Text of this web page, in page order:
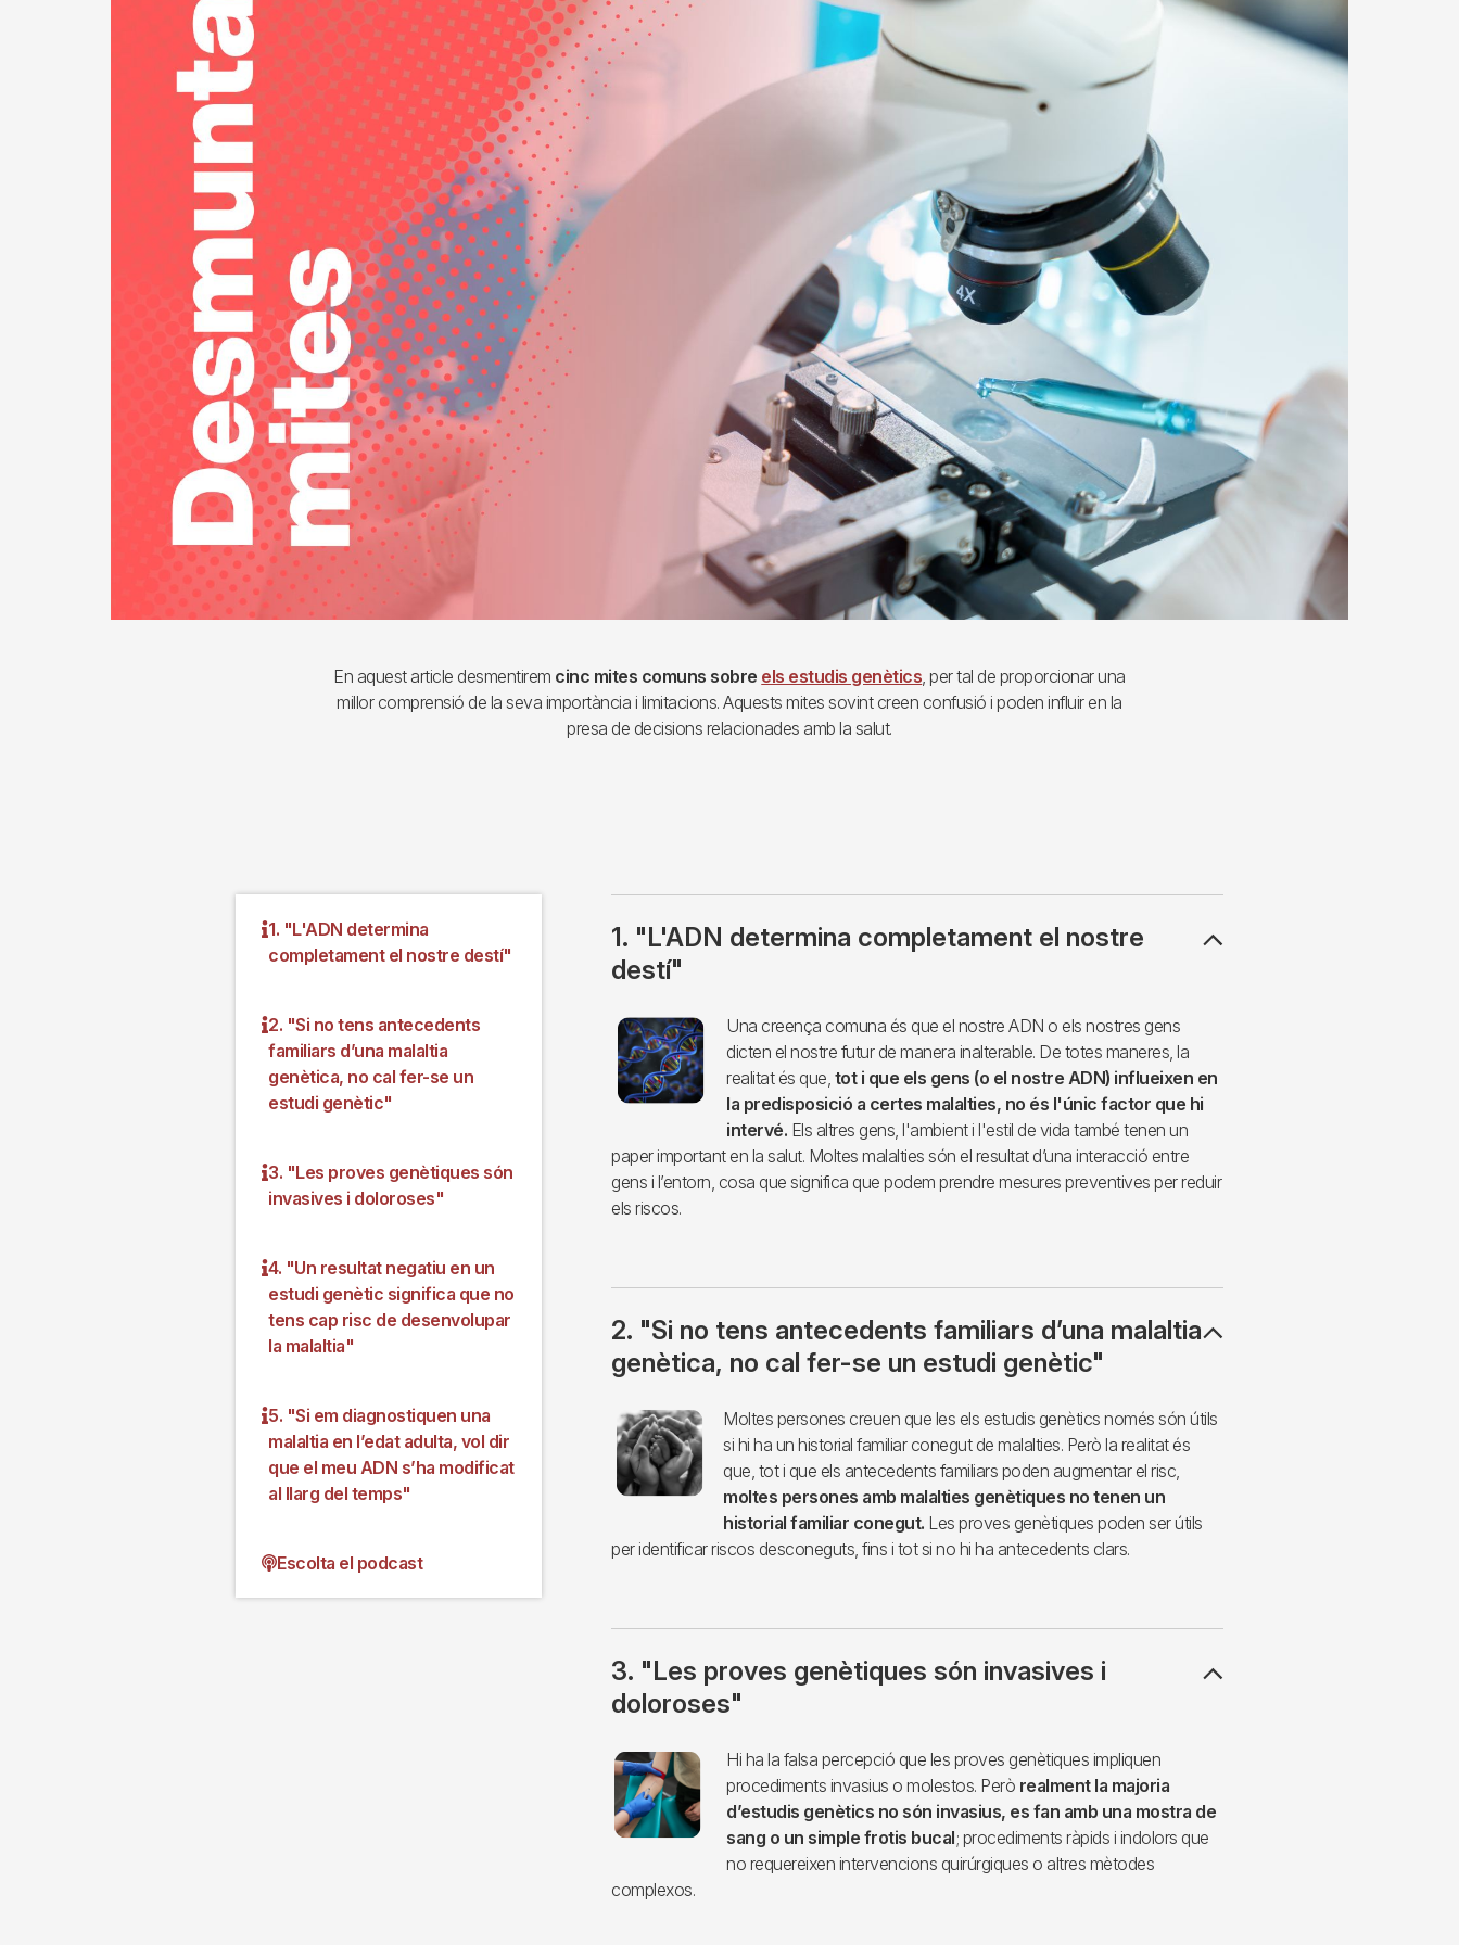
En aquest article desmentirem cinc mites comuns sobre els estudis genètics , per tal de proporcionar una
millor comprensió de la seva importància i limitacions. Aquests mites sovint creen confusió i poden influir en la
presa de decisions relacionades amb la salut.
1. "L'ADN determina
completament el nostre destí"
2. "Si no tens antecedents
familiars d’una malaltia
genètica, no cal fer-se un
estudi genètic"
3. "Les proves genètiques són
invasives i doloroses"
4. "Un resultat negatiu en un
estudi genètic significa que no
tens cap risc de desenvolupar
la malaltia"
5. "Si em diagnostiquen una
malaltia en l’edat adulta, vol dir
que el meu ADN s’ha modificat
al llarg del temps"
Escolta el podcast
1. "L'ADN determina completament el nostre
destí"
Imagen
Una creença comuna és que el nostre ADN o els nostres gens
dicten el nostre futur de manera inalterable. De totes maneres, la
realitat és que, tot i que els gens (o el nostre ADN) influeixen en
la predisposició a certes malalties, no és l'únic factor que hi
intervé. Els altres gens, l'ambient i l'estil de vida també tenen un
paper important en la salut. Moltes malalties són el resultat d’una interacció entre
gens i l’entorn, cosa que significa que podem prendre mesures preventives per reduir
els riscos.
2. "Si no tens antecedents familiars d’una malaltia
genètica, no cal fer-se un estudi genètic"
Imagen
Moltes persones creuen que les els estudis genètics només són útils
si hi ha un historial familiar conegut de malalties. Però la realitat és
que, tot i que els antecedents familiars poden augmentar el risc,
moltes persones amb malalties genètiques no tenen un
historial familiar conegut. Les proves genètiques poden ser útils
per identificar riscos desconeguts, fins i tot si no hi ha antecedents clars.
3. "Les proves genètiques són invasives i
doloroses"
Imagen
Hi ha la falsa percepció que les proves genètiques impliquen
procediments invasius o molestos. Però realment la majoria
d’estudis genètics no són invasius, es fan amb una mostra de
sang o un simple frotis bucal; procediments ràpids i indolors que
no requereixen intervencions quirúrgiques o altres mètodes
complexos.